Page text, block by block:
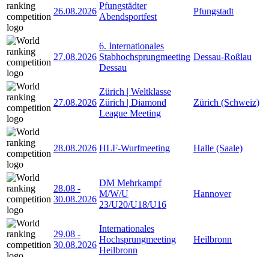
26.08.2026
Pfungstädter
Abendsportfest
Pfungstadt
27.08.2026
6. Internationales
Stabhochsprungmeeting
Dessau
Dessau-Roßlau
27.08.2026
Zürich | Weltklasse
Zürich | Diamond
League Meeting
Zürich (Schweiz)
28.08.2026 HLF-Wurfmeeting Halle (Saale)
28.08 -
30.08.2026
DM Mehrkampf
M/W/U
23/U20/U18/U16
Hannover
29.08 -
30.08.2026
Internationales
Hochsprungmeeting
Heilbronn
Heilbronn